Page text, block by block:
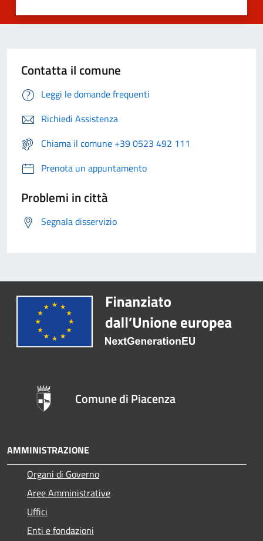
Contatta il comune
Leggi le domande frequenti
Richiedi Assistenza
Chiama il comune +39 0523 492 111
Prenota un appuntamento
Problemi in città
Segnala disservizio
Comune di Piacenza
AMMINISTRAZIONE
Organi di Governo
Aree Amministrative
Uffici
Enti e fondazioni